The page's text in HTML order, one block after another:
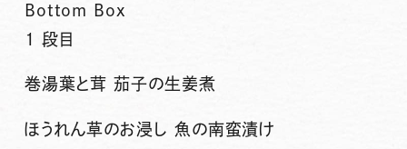
Bottom Box
1 段目
巻湯葉と茸 茄子の生姜煮
ほうれん草のお浸し 魚の南蛮漬け